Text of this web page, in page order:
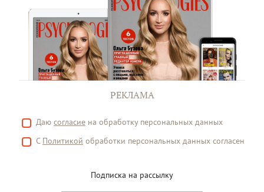
РЕКЛАМА
Даю согласие на обработку персональных данных
С Политикой обработки персональных данных согласен
Подписка на рассылку